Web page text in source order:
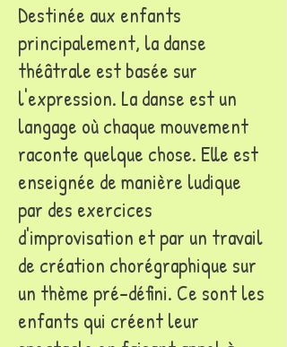
Destinée aux enfants
principalement, la danse
théâtrale est basée sur
l'expression. La danse est un
langage où chaque mouvement
raconte quelque chose. Elle est
enseignée de manière ludique
par des exercices
d'improvisation et par un travail
de création chorégraphique sur
un thème pré-défini. Ce sont les
enfants qui créent leur